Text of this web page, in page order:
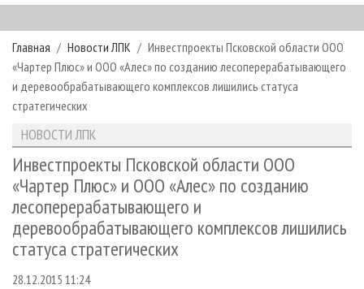
ГЛАВНАЯ
РУБРИКИ И ТЕМЫ
РУБРИКИ ЖУРНАЛА
ЛЕСНОЕ ХОЗЯЙСТВО
ЛЕСОЗАГОТОВКА
ЛЕСОПИЛЕНИЕ
ДЕРЕВООБРАБОТКА
СУШКА ДРЕВЕСИНЫ
ПРОИЗВОДСТВО ДРЕВЕСНЫХ ПЛИТ
ДЕРЕВЯННОЕ ДОМОСТРОЕНИЕ
ПРОИЗВОДСТВО МЕБЕЛИ
НОВОСТИ
КАЛЕНДАРЬ СОБЫТИЙ
НОВОСТИ ЛПК
НОВОСТИ ЖУРНАЛА
НОВОСТИ КОМПАНИЙ
ПРОЕКТЫ ЛПИ
АНАЛИТИКА
ПРЕДПРИЯТИЯ ЛПК
ЛЕСНЫЕ РЕГИОНЫ РОССИИ
ПЕРСОНЫ
МОБИЛЬНЫЕ ВЫСТАВКИ
ОФИЦИАЛЬНЫЕ ДЕЛЕГАЦИИ
ПРИОРИТЕТНЫЕ ИНВЕСТПРОЕКТЫ
АРХИВ
АРХИВ ЖУРНАЛОВ
СТАТЬИ
О ЖУРНАЛЕ
ПОДПИСКА
КОНТАКТЫ
РЕКЛАМОДАТЕЛЯМ
РЕКЛАМА
РЕКЛАМА НА САЙТЕ
Главная Новости ЛПК
Инвестпроекты Псковской области ООО
«Чартер Плюс» и ООО «Алес» по созданию лесоперерабатывающего
и деревообрабатывающего комплексов лишились статуса
стратегических
НОВОСТИ ЛПК
Инвестпроекты Псковской области ООО
«Чартер Плюс» и ООО «Алес» по созданию
лесоперерабатывающего и
деревообрабатывающего комплексов лишились
статуса стратегических
28.12.2015 11:24